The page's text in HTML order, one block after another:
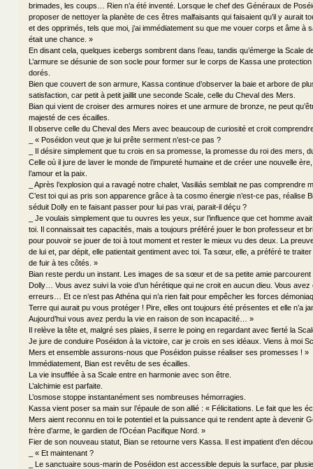
brimades, les coups… Rien n’a été inventé. Lorsque le chef des Généraux de
proposer de nettoyer la planète de ces êtres malfaisants qui faisaient qu’il y aurait
et des opprimés, tels que moi, j’ai immédiatement su que me vouer corps et âme à
était une chance. »
En disant cela, quelques icebergs sombrent dans l’eau, tandis qu’émerge la Scale
L’armure se désunie de son socle pour former sur le corps de Kassa une
dorés.
Bien que couvert de son armure, Kassa continue d’observer la baie et arbore de
satisfaction, car petit à petit jaillit une seconde Scale, celle du Cheval des Mers.
Bian qui vient de croiser des armures noires et une armure de bronze, ne peut
majesté de ces écailles.
Il observe celle du Cheval des Mers avec beaucoup de curiosité et croit
_ « Poséidon veut que je lui prête serment n’est-ce pas ?
_ Il désire simplement que tu crois en sa promesse, la promesse du roi des mers,
Celle où il jure de laver le monde de l’impureté humaine et de créer une nouvelle
l’amour et la paix.
_ Après l’explosion qui a ravagé notre chalet, Vasiliás semblait ne pas comprendre
C’est toi qui as pris son apparence grâce à ta cosmo énergie n’est-ce pas, réalise
séduit Dolly en te faisant passer pour lui pas vrai, parait-il déçu ?
_ Je voulais simplement que tu ouvres les yeux, sur l’influence que cet homme
toi. Il connaissait tes capacités, mais a toujours préféré jouer le bon professeur et
pour pouvoir se jouer de toi à tout moment et rester le mieux vu des deux. La
de lui et, par dépit, elle patientait gentiment avec toi. Ta sœur, elle, a préféré te
de fuir à tes côtés. »
Bian reste perdu un instant. Les images de sa sœur et de sa petite amie
Dolly… Vous avez suivi la voie d’un hérétique qui ne croit en aucun dieu. Vous
erreurs… Et ce n’est pas Athéna qui n’a rien fait pour empêcher les forces
Terre qui aurait pu vous protéger ! Pire, elles ont toujours été présentes et elle n’a
Aujourd’hui vous avez perdu la vie en raison de son incapacité… »
Il relève la tête et, malgré ses plaies, il serre le poing en regardant avec fierté la
Je jure de conduire Poséidon à la victoire, car je crois en ses idéaux. Viens à moi
Mers et ensemble assurons-nous que Poséidon puisse réaliser ses promesses ! »
Immédiatement, Bian est revêtu de ses écailles.
La vie insufflée à sa Scale entre en harmonie avec son être.
L’alchimie est parfaite.
L’osmose stoppe instantanément ses nombreuses hémorragies.
Kassa vient poser sa main sur l’épaule de son allié : « Félicitations. Le fait que les
Mers aient reconnu en toi le potentiel et la puissance qui te rendent apte à devenir
frère d’arme, le gardien de l’Océan Pacifique Nord. »
Fier de son nouveau statut, Bian se retourne vers Kassa. Il est impatient d’en
_ « Et maintenant ?
_ Le sanctuaire sous-marin de Poséidon est accessible depuis la surface, par